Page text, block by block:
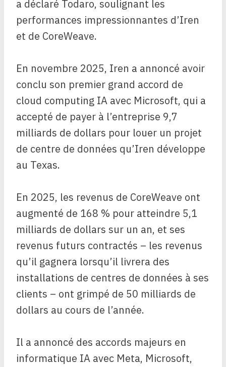
a déclaré Todaro, soulignant les
performances impressionnantes d’Iren
et de CoreWeave.
En novembre 2025, Iren a annoncé avoir
conclu son premier grand accord de
cloud computing IA avec Microsoft, qui a
accepté de payer à l’entreprise 9,7
milliards de dollars pour louer un projet
de centre de données qu’Iren développe
au Texas.
En 2025, les revenus de CoreWeave ont
augmenté de 168 % pour atteindre 5,1
milliards de dollars sur un an, et ses
revenus futurs contractés – les revenus
qu’il gagnera lorsqu’il livrera des
installations de centres de données à ses
clients – ont grimpé de 50 milliards de
dollars au cours de l’année.
Il a annoncé des accords majeurs en
informatique IA avec Meta, Microsoft,